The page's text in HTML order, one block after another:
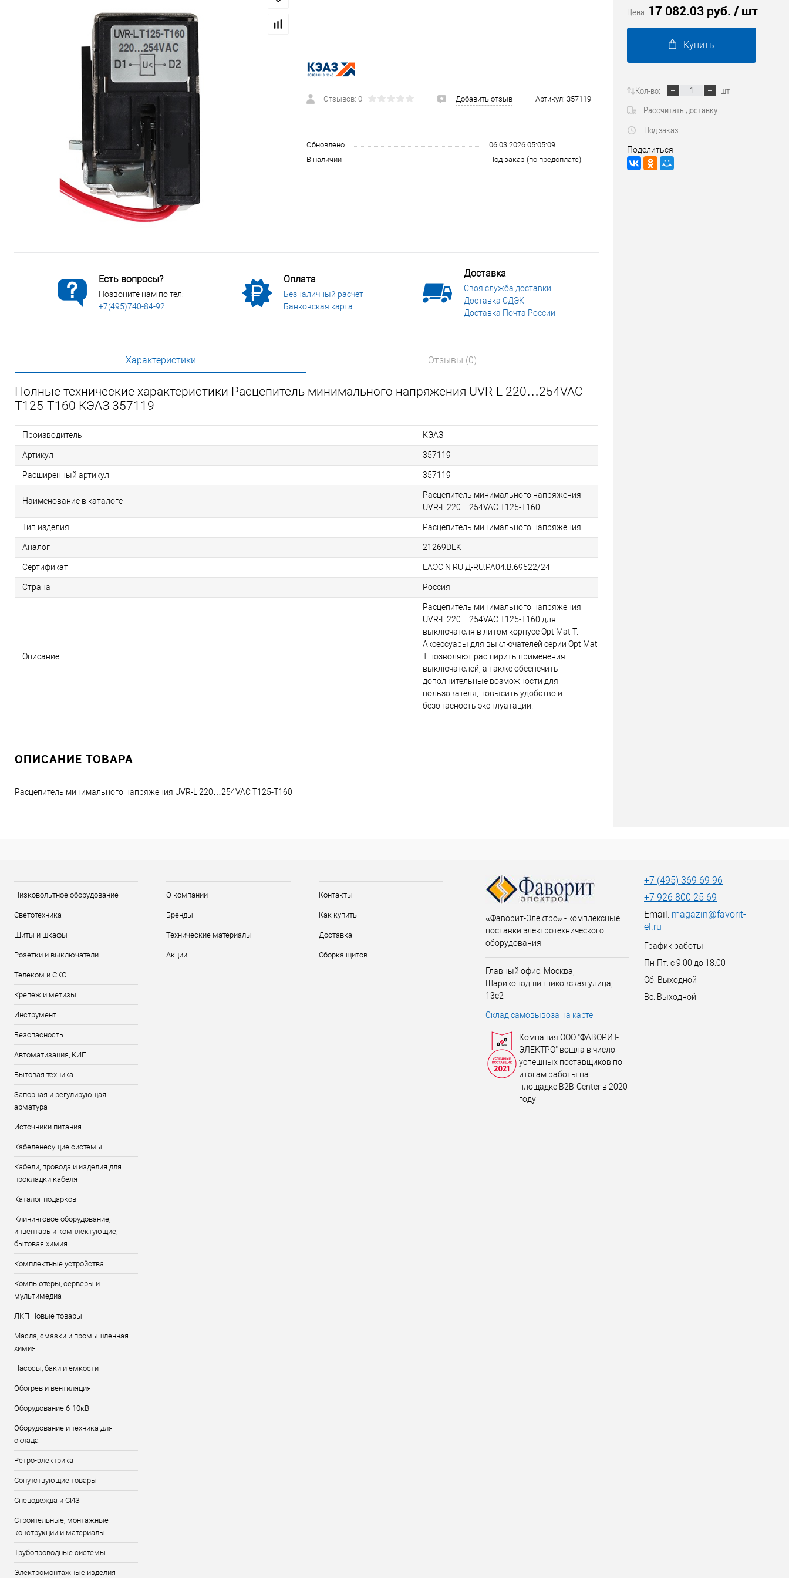
Трубопроводные системы
Электромонтажные изделия
Отзывов: 0 Добавить отзыв Артикул: 357119
Обновлено
06.03.2026 05:05:09
В наличии
Под заказ (по предоплате)
Есть вопросы?
Позвоните нам по тел:
+7(495)740-84-92
Оплата
Безналичный расчет
Банковская карта
Доставка
Своя служба доставки
Доставка СДЭК
Доставка Почта России
Характеристики Отзывы (0)
Полные технические характеристики Расцепитель минимального напряжения UVR-L 220…254VAC
T125-T160 КЭАЗ 357119
Производитель КЭАЗ
Артикул 357119
Расширенный артикул 357119
Наименование в каталоге
Расцепитель минимального напряжения
UVR-L 220…254VAC T125-T160
Тип изделия Расцепитель минимального напряжения
Аналог 21269DEK
Сертификат ЕАЭС N RU Д-RU.РА04.В.69522/24
Страна Россия
Описание
Расцепитель минимального напряжения
UVR-L 220…254VAC T125-T160 для
выключателя в литом корпусе OptiMat T.
Аксессуары для выключателей серии OptiMat
T позволяют расширить применения
выключателей, а также обеспечить
дополнительные возможности для
пользователя, повысить удобство и
безопасность эксплуатации.
ОПИСАНИЕ ТОВАРА
Расцепитель минимального напряжения UVR-L 220…254VAC T125-T160
Цена: 17 082.03 руб. / шт
Купить
Кол-во:
шт
Рассчитать доставку
Под заказ
Поделиться
Низковольтное оборудование
Светотехника
Щиты и шкафы
Розетки и выключатели
Телеком и СКС
Крепеж и метизы
Инструмент
Безопасность
Автоматизация, КИП
Бытовая техника
Запорная и регулирующая
арматура
Источники питания
Кабеленесущие системы
Кабели, провода и изделия для
прокладки кабеля
Каталог подарков
Клининговое оборудование,
инвентарь и комплектующие,
бытовая химия
Комплектные устройства
Компьютеры, серверы и
мультимедиа
ЛКП Новые товары
Масла, смазки и промышленная
химия
Насосы, баки и емкости
Обогрев и вентиляция
Оборудование 6-10кВ
Оборудование и техника для
склада
Ретро-электрика
Сопутствующие товары
Спецодежда и СИЗ
Строительные, монтажные
конструкции и материалы
Трубопроводные системы
Электромонтажные изделия
О компании
Бренды
Технические материалы
Акции
Контакты
Как купить
Доставка
Сборка щитов
«Фаворит-Электро» - комплексные
поставки электротехнического
оборудования
Главный офис: Москва,
Шарикоподшипниковская улица,
13с2
Склад самовывоза на карте
Компания ООО "ФАВОРИТ-
ЭЛЕКТРО" вошла в число
успешных поставщиков по
итогам работы на
площадке B2B-Center в 2020
году
+7 (495) 369 69 96
+7 926 800 25 69
Email: magazin@favorit-
el.ru
График работы
Пн-Пт: с 9:00 до 18:00
Сб: Выходной
Вс: Выходной